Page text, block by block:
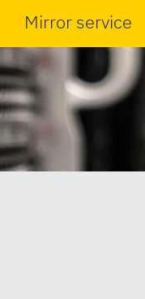
Mirror service